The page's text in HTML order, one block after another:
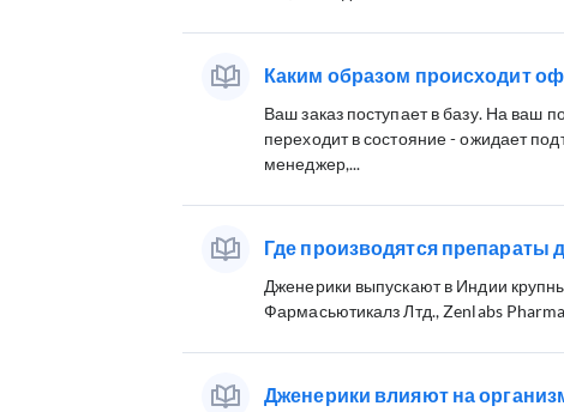
Каким образом происходит
Ваш заказ поступает в базу. На ваш
переходит в состояние - ожидает
менеджер,...
Где производятся препараты
Дженерики выпускают в Индии
Фармасьютикалз Лтд., Zenlabs
Дженерики влияют на